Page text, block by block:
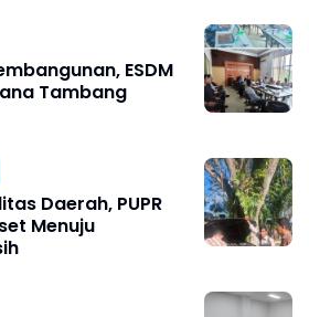
ESDM
Tambang
Daerah, PUPR
Menuju